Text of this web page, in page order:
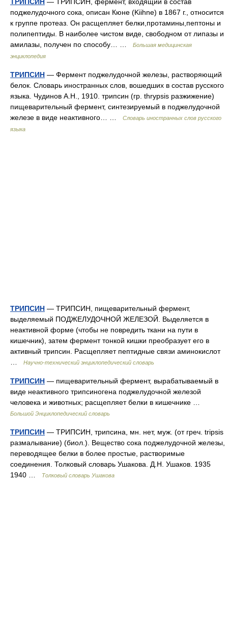
поджелудочного сока, описан Кюне (Kiihne) в 1867 г., относится
к группе протеаз. Он расщепляет белки,протамины,пептоны и
полипептиды. В наиболее чистом виде, свободном от липазы и
амилазы, получен по способу… …
Большая медицинская
энциклопедия
ТРИПСИН — Фермент поджелудочной железы, растворяющий
белок. Словарь иностранных слов, вошедших в состав русского
языка. Чудинов А.Н., 1910. трипсин (гр. thrypsis разжижение)
пищеварительный фермент, синтезируемый в поджелудочной
железе в виде неактивного… …
Словарь иностранных слов русского
языка
ТРИПСИН — ТРИПСИН, пищеварительный фермент,
выделяемый ПОДЖЕЛУДОЧНОЙ ЖЕЛЕЗОЙ. Выделяется в
неактивной форме (чтобы не повредить ткани на пути в
кишечник), затем фермент тонкой кишки преобразует его в
активный трипсин. Расщепляет пептидные связи аминокислот
Научно-технический энциклопедический словарь
ТРИПСИН — пищеварительный фермент, вырабатываемый в
виде неактивного трипсиногена поджелудочной железой
человека и животных; расщепляет белки в кишечнике …
Большой Энциклопедический словарь
ТРИПСИН — ТРИПСИН, трипсина, мн. нет, муж. (от греч. tripsis
размалывание) (биол.). Вещество сока поджелудочной железы,
переводящее белки в более простые, растворимые
соединения. Толковый словарь Ушакова. Д.Н. Ушаков. 1935
1940 …
Толковый словарь Ушакова